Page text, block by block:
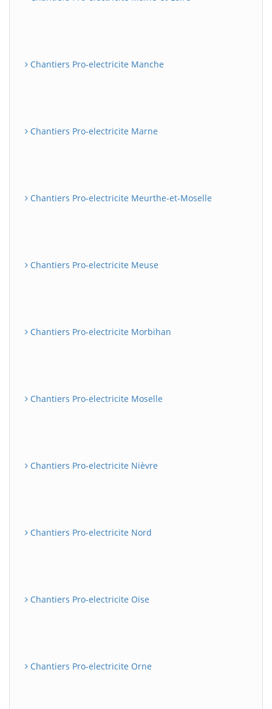
Chantiers Pro-electricite Manche
Chantiers Pro-electricite Marne
Chantiers Pro-electricite Meurthe-et-Moselle
Chantiers Pro-electricite Meuse
Chantiers Pro-electricite Morbihan
Chantiers Pro-electricite Moselle
Chantiers Pro-electricite Nièvre
Chantiers Pro-electricite Nord
Chantiers Pro-electricite Oise
Chantiers Pro-electricite Orne